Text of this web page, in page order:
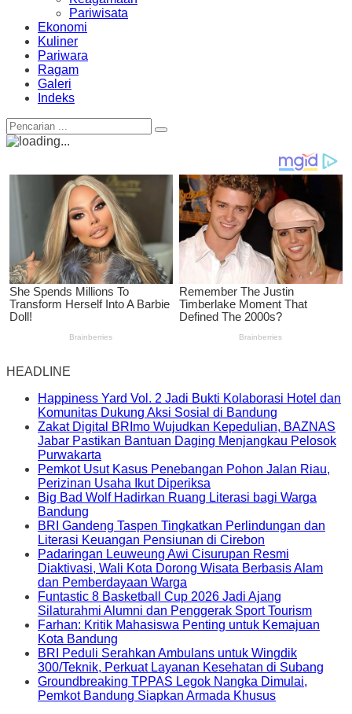
Pariwisata
Ekonomi
Kuliner
Pariwara
Ragam
Galeri
Indeks
HEADLINE
Happiness Yard Vol. 2 Jadi Bukti Kolaborasi Hotel dan
Komunitas Dukung Aksi Sosial di Bandung
Zakat Digital BRImo Wujudkan Kepedulian, BAZNAS
Jabar Pastikan Bantuan Daging Menjangkau Pelosok
Purwakarta
Pemkot Usut Kasus Penebangan Pohon Jalan Riau,
Perizinan Usaha Ikut Diperiksa
Big Bad Wolf Hadirkan Ruang Literasi bagi Warga
Bandung
BRI Gandeng Taspen Tingkatkan Perlindungan dan
Literasi Keuangan Pensiunan di Cirebon
Padaringan Leuweung Awi Cisurupan Resmi
Diaktivasi, Wali Kota Dorong Wisata Berbasis Alam
dan Pemberdayaan Warga
Funtastic 8 Basketball Cup 2026 Jadi Ajang
Silaturahmi Alumni dan Penggerak Sport Tourism
Farhan: Kritik Mahasiswa Penting untuk Kemajuan
Kota Bandung
BRI Peduli Serahkan Ambulans untuk Wingdik
300/Teknik, Perkuat Layanan Kesehatan di Subang
Groundbreaking TPPAS Legok Nangka Dimulai,
Pemkot Bandung Siapkan Armada Khusus